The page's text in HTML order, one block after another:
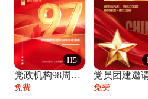
H5
党政机构98周年八一建军节庆祝晚会活动邀
免费 免费